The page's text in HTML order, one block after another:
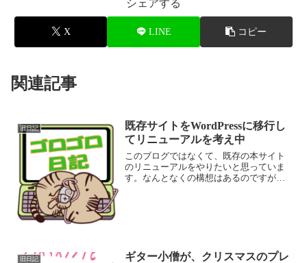
シェアする
X LINE コピー
関連記事
旧日記
既存サイトをWordPressに移行し
てリニューアルを考え中
このブログではなくて、既存の本サイト
のリニューアルをやりたいと思っていま
す。なんとなくの構想はあるのですが、
旧日記
ギター小僧が、クリスマスのプレ